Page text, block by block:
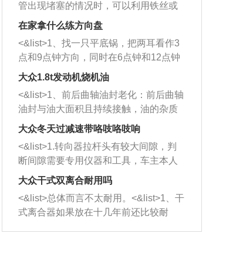
管出现堵塞的情况时，可以利用铁丝或
者是细棍，直接将杂物给取出来，如果
堵塞情况比较严重，也可以采取应急措
施。 <&list>2、直接利用木棍将所有的
杂物推到排气管里面的位置处，然后将
三元催化器拆解开，就可以将堵塞的东
西取出来。但如果是因为积碳过多引起
的堵塞，就需要将三元催化器泡在草酸
洗剂对堵塞的情况得到解决，将清洗剂
放在燃油箱中，与燃油混合后，车辆启
动时，就可以和汽油一起进入到燃烧
室，最后形成废气排出，就可以让三元
催化器得到清洗，排气管堵塞的情况就
能够得到解决。
在家拿什么练方向盘
<&list>1、找一只平底锅，把两耳看作3
点和9点钟方向，同时在6点钟和12点钟
方向做一个标记。 <&list>2、双手握住
一圈半的练习，往右同样也要打相同的
圈数。 <&list>3、最后强调要反复练
习，这样就可以形成肌肉记忆，在真实
驾驶车辆时，不需要记忆也能打好方
向。
大众1.8t发动机烧机油
<&list>1、前后曲轴油封老化：前后曲轴
油封与油大面积且持续接触，油的杂质
和发动机内持续温度变化使其密封效果
逐渐减弱，导致渗油或漏油。<&list>2、
活塞间隙过大：积碳会使活塞环与缸体
的间隙扩大，导致机油流入燃烧室中，
造成烧机油。<&list>3、机油粘度。使用
机油粘度过小的话，同样会有烧机油现
象，机油粘度过小具有很好的流动性，
大众冬天过减速带咯吱咯吱响
<&list>1.转向器拉杆头有较大间隙，判
断间隙需要专用仪器和工具，车主本人
无法制作，需要将车辆送到修理厂或4s
店；<&list>2.车辆半轴套管防尘罩破
裂，破裂后会出现漏油现象，使半轴磨
损严重，磨损的半轴容易损坏，产生异
响；<&list>3.稳定器的转向胶套和球头
大众干式双离合耐用吗
<&list>总体而言不太耐用。<&list>1、干
式离合器如果放在十几年前还比较耐